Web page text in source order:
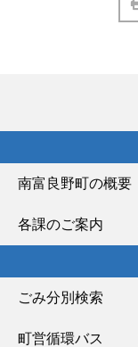
南富良野町の概要
各課のご案内
ごみ分別検索
町営循環バス